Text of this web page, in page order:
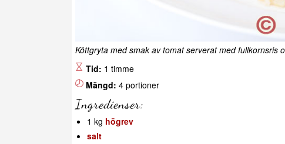
Köttgryta med smak av tomat serverat med fullkornsris
Tid: 1 timme
Mängd: 4 portioner
Ingredienser:
1 kg högrev
salt